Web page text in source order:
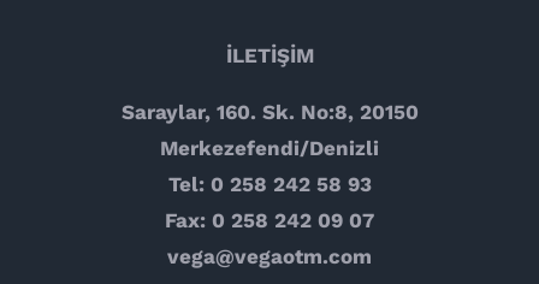
İLETİŞİM
Saraylar, 160. Sk. No:8, 20150
Merkezefendi/Denizli
Tel: 0 258 242 58 93
Fax: 0 258 242 09 07
vega@vegaotm.com